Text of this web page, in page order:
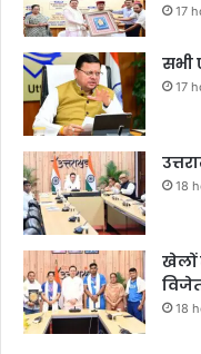
17
सभी
17
18
खेलों
18